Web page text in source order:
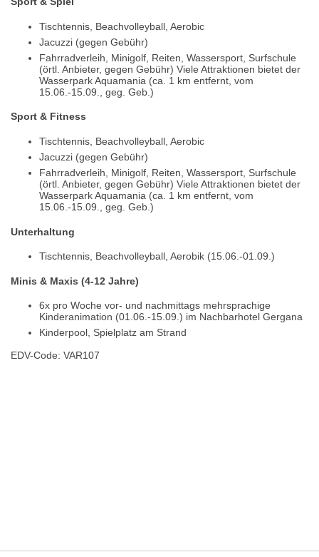
Tischtennis, Beachvolleyball, Aerobic
Jacuzzi (gegen Gebühr)
Fahrradverleih, Minigolf, Reiten, Wassersport, Surfschule
(örtl. Anbieter, gegen Gebühr) Viele Attraktionen bietet der
Wasserpark Aquamania (ca. 1 km entfernt, vom
15.06.-15.09., geg. Geb.)
Sport & Fitness
Tischtennis, Beachvolleyball, Aerobic
Jacuzzi (gegen Gebühr)
Fahrradverleih, Minigolf, Reiten, Wassersport, Surfschule
(örtl. Anbieter, gegen Gebühr) Viele Attraktionen bietet der
Wasserpark Aquamania (ca. 1 km entfernt, vom
15.06.-15.09., geg. Geb.)
Unterhaltung
Tischtennis, Beachvolleyball, Aerobik (15.06.-01.09.)
Minis & Maxis (4-12 Jahre)
6x pro Woche vor- und nachmittags mehrsprachige
Kinderanimation (01.06.-15.09.) im Nachbarhotel Gergana
Kinderpool, Spielplatz am Strand
EDV-Code: VAR107